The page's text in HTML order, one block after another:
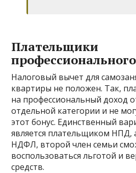
Плательщики
Налоговый вычет для
квартиры не положен. Так,
на профессиональный доход
отдельной категории и не
этот бонус. Единственный
является плательщиком НПД,
НДФЛ, второй член семьи
воспользоваться льготой и
средств.